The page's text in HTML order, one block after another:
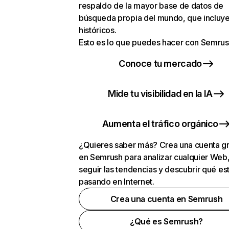
respaldo de la mayor base de datos de
búsqueda propia del mundo, que
históricos.
Esto es lo que puedes hacer con
Conoce tu mercado
Mide tu visibilidad en la IA
Aumenta el tráfico orgánico
¿Quieres saber más? Crea una cuenta
en Semrush para analizar cualquier
seguir las tendencias y descubrir qué
pasando en Internet.
Crea una cuenta en Semrush
¿Qué es Semrush?